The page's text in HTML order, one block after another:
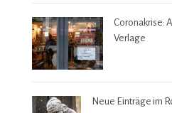
Coronakrise:
Verlage
Neue Einträge im